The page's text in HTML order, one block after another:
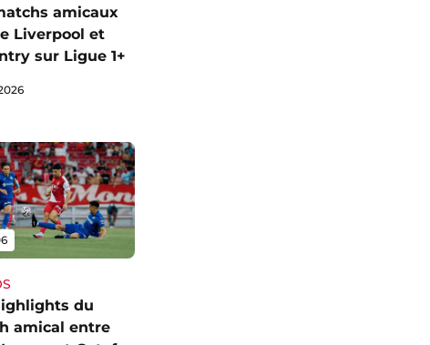
amicaux
Liverpool et
sur Ligue 1+
du
amical entre